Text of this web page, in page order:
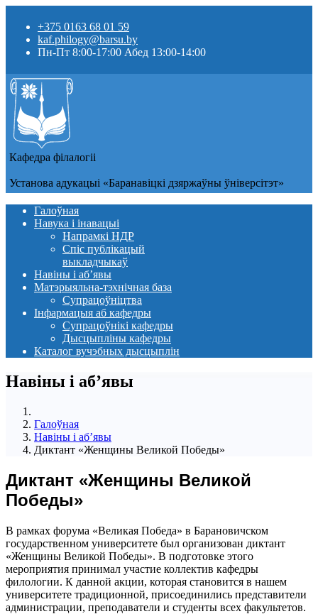
+375 0163 68 01 59
kaf.philogy@barsu.by
Пн-Пт 8:00-17:00 Абед 13:00-14:00
Кафедра фiлалогii
Установа адукацыi «Баранавіцкі дзяржаўны ўніверсітэт»
Галоўная
Навука і інавацыі
Напрамкі НДР
Спіс публікацый
выкладчыкаў
Навіны i аб’явы
Матэрыяльна-тэхнічная база
Супрацоўніцтва
Інфармацыя аб кафедры
Супрацоўнікі кафедры
Дысцыпліны кафедры
Каталог вучэбных дысцыплін
Навіны i аб’явы
Галоўная
Навіны i аб’явы
Диктант «Женщины Великой Победы»
Диктант «Женщины Великой
Победы»
В рамках форума «Великая Победа» в Барановичском
государственном университете был организован диктант
«Женщины Великой Победы». В подготовке этого
мероприятия принимал участие коллектив кафедры
филологии. К данной акции, которая становится в нашем
университете традиционной, присоединились представители
администрации, преподаватели и студенты всех факультетов.